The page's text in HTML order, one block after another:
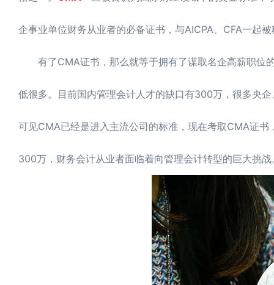
企事业单位财务从业者的必备证书，与AICPA、CFA一起
有了CMA证书，那么就等于拥有了谋取名企高薪职位
低很多。目前国内管理会计人才的缺口有300万，很多央
可见CMA已经是进入主流公司的标准，现在考取CMA证
300万，财务会计从业者面临着向管理会计转型的巨大挑战